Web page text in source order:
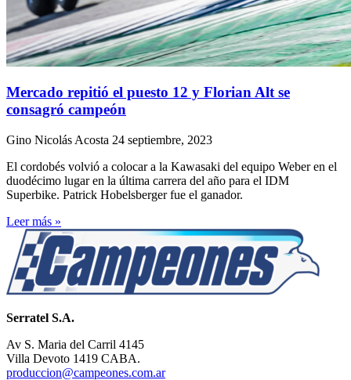
Mercado repitió el puesto 12 y Florian Alt se
consagró campeón
Gino Nicolás Acosta 24 septiembre, 2023
El cordobés volvió a colocar a la Kawasaki del equipo Weber en el
duodécimo lugar en la última carrera del año para el IDM
Superbike. Patrick Hobelsberger fue el ganador.
Leer más »
Serratel S.A.
Av S. Maria del Carril 4145
Villa Devoto 1419 CABA.
produccion@campeones.com.ar